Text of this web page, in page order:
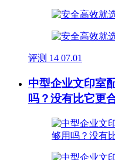
评测 14 07.01
中型企业文印室
吗？没有比它更